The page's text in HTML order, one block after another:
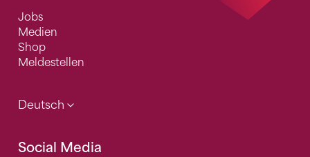
Jobs
Medien
Shop
Meldestellen
Deutsch
Social Media